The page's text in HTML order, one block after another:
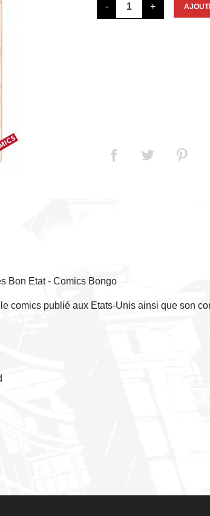
- +
Bon Etat - Comics Bongo
comics publié aux Etats-Unis ainsi que son